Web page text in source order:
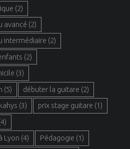
(2)
avancé (2)
intermédiaire (2)
(2)
(3)
(5) débuter la guitare (2)
kahys (3) prix stage guitare (1)
Lyon (4) Pédagogie (1)